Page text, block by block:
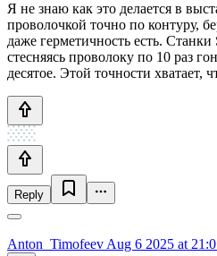
Я не знаю как это делается в
проволочкой точно по контуру,
даже герметичность есть.
стесняясь проволоку по 10 раз
десятое. Этой точности
Reply
Anton_Timofeev Aug 6 2025 at